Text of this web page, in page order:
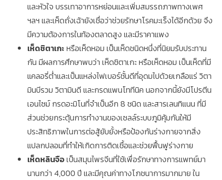
และหัวใจ บรรเทาอาการหย่อนและเพิ่มสมรรถภาพทางเพศ
ฯลฯ และเห็ดถั่งเฉ้ายังเชื่อว่าช่วยรักษาโรคมะเร็งได้อีกด้วย จึง
มีความต้องการในท้องตลาดสูง และมีราคาแพง
เห็ดชิตาเกะ หรือเห็ดหอม เป็นเห็ดชนิดหนึ่งที่นิยมรับประทาน
กัน มีผลการศึกษาพบว่า เห็ดชิตาเกะ หรือเห็ดหอม เป็นเห็ดที่มี
แคลอรี่ต่ำและเป็นแหล่งไฟเบอร์ชั้นดีที่อุดมไปด้วยเกลือแร่ วิตา
มินบีรวม วิตามินดี และกรดแพนโททีนิค นอกจากนี้ยังมีโปรตีน
เอนไซม์ กรดอะมิโนที่จำเป็นอีก 8 ชนิด และสารเลนทิแนน ที่มี
ส่วนช่วยกระตุ้นการทำงานของเซลล์ระบบภูมิคุ้มกันให้มี
ประสิทธิภาพในการต่อสู้ยับยั้งหรือป้องกันร่างกายจากสิ่ง
แปลกปลอมที่ทำให้เกิดการติดเชื้อและช่วยฟื้นฟูร่างกาย
เห็ดหลินจือเป็นสมุนไพรจีนที่ใช้เพื่อรักษาทางการแพทย์มา
นานกว่า 4,000 ปี และมีคุณค่าทางโภชนาการมากมาย ใน